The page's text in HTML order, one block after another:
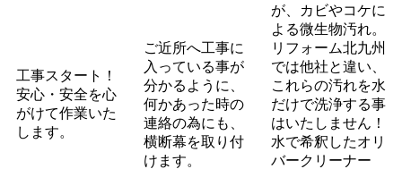
工事スタート！
安心・安全を心
がけて作業いた
します。
ご近所へ工事に
入っている事が
分かるように、
何かあった時の
連絡の為にも、
横断幕を取り付
けます。
が、カビやコケに
よる微生物汚れ。
リフォーム北九州
では他社と違い、
これらの汚れを水
だけで洗浄する事
はいたしません！
水で希釈したオリ
バークリーナー